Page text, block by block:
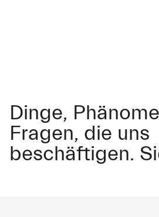
Dinge,
Fragen, die uns
beschäftigen.